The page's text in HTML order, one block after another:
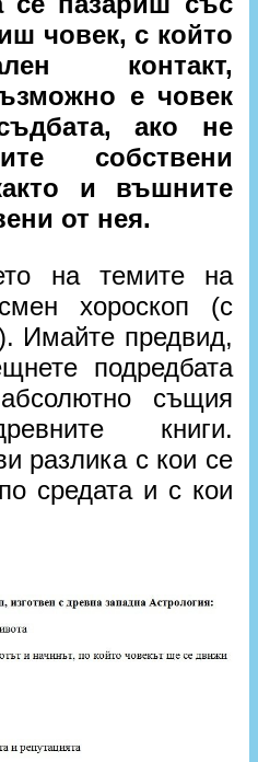
човек, с който
контакт,
е човек
ако не
собствени
и въшните
от нея.
на темите на
хороскоп (с
Имайте предвид,
подредбата
същия
книги.
разлика с кои се
средата и с кои